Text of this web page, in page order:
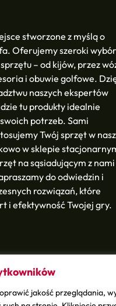
jakość przeglądania,
stworzone z myślą o
Oferujemy szeroki wybór
– od kijów, przez
i obuwie golfowe.
naszych ekspertów
tu produkty idealnie
potrzeb. Sami
Twój sprzęt w
w sklepie
na sąsiadującym z nami
do odwiedzin i
rozwiązań, które
i efektywność Twojej gry.
© 2026BSK Media–